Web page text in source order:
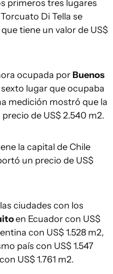
primeros tres lugares
Di Tella se
tiene un valor de US$
ocupada por Buenos
lugar que ocupaba
medición mostró que la
de US$ 2.540 m2.
la capital de Chile
un precio de US$
ciudades con los
en Ecuador con US$
con US$ 1.528 m2,
país con US$ 1.547
US$ 1.761 m2.